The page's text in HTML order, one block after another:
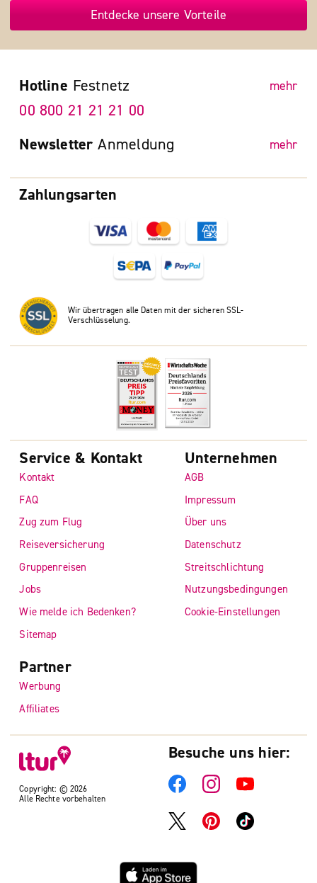
Entdecke unsere Vorteile
Zahlungsarten
Wir übertragen alle Daten mit der sicheren SSL-
Verschlüsselung.
Hotline Festnetz mehr
00 800 21 21 21 00
Newsletter Anmeldung mehr
Copyright: © 2026
Alle Rechte vorbehalten
Service & Kontakt
Kontakt
FAQ
Zug zum Flug
Reiseversicherung
Gruppenreisen
Jobs
Wie melde ich Bedenken?
Sitemap
Unternehmen
AGB
Impressum
Über uns
Datenschutz
Streitschlichtung
Nutzungsbedingungen
Cookie-Einstellungen
Partner
Werbung
Affiliates
Besuche uns hier: